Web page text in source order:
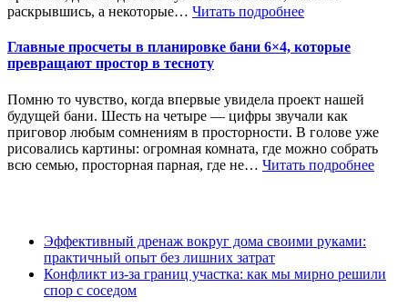
раскрывшись, а некоторые… Читать подробнее
Главные просчеты в планировке бани 6×4, которые
превращают простор в тесноту
Помню то чувство, когда впервые увидела проект нашей
будущей бани. Шесть на четыре — цифры звучали как
приговор любым сомнениям в просторности. В голове уже
рисовались картины: огромная комната, где можно собрать
всю семью, просторная парная, где не… Читать подробнее
Эффективный дренаж вокруг дома своими руками:
практичный опыт без лишних затрат
Конфликт из-за границ участка: как мы мирно решили
спор с соседом